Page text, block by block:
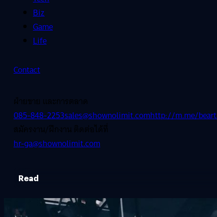
Biz
Game
Life
Contact
ฝ่ายขาย และการตลาด
085-848-2253sales@shownolimit.comhttp://m.me/
สมัครงาน/ฝึกงาน ติดต่อได้ที่
hr-ga@shownolimit.com
Read